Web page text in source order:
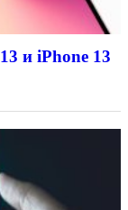
и iPhone 13